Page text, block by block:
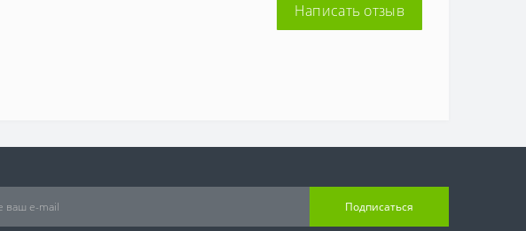
Написать отзыв
Подписаться